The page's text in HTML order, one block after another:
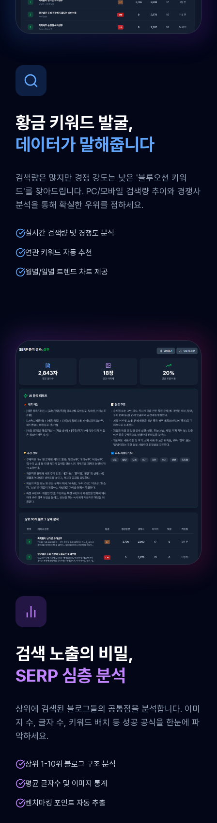
황금 키워드 발굴,
데이터가 말해줍니다
검색량은 많지만 경쟁 강도는 낮은 '블루오션 키워
드'를 찾아드립니다. PC/모바일 검색량 추이와 경쟁사
분석을 통해 확실한 우위를 점하세요.
실시간 검색량 및 경쟁도 분석
연관 키워드 자동 추천
월별/일별 트렌드 차트 제공
검색 노출의 비밀,
SERP 심층 분석
상위에 검색된 블로그들의 공통점을 분석합니다. 이미
지 수, 글자 수, 키워드 배치 등 성공 공식을 한눈에 파
악하세요.
상위 1-10위 블로그 구조 분석
평균 글자수 및 이미지 통계
벤치마킹 포인트 자동 추출